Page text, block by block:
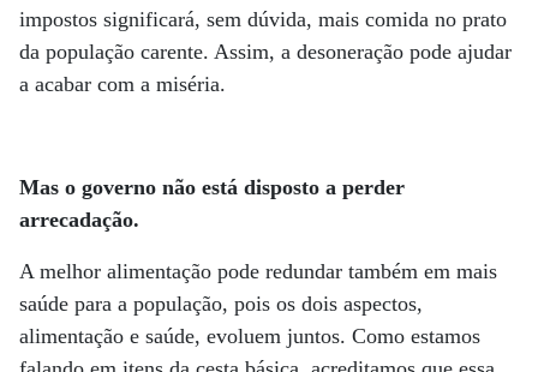
impostos significará, sem dúvida, mais comida no prato
da população carente. Assim, a desoneração pode ajudar
a acabar com a miséria.
Mas o governo não está disposto a perder
arrecadação.
A melhor alimentação pode redundar também em mais
saúde para a população, pois os dois aspectos,
alimentação e saúde, evoluem juntos. Como estamos